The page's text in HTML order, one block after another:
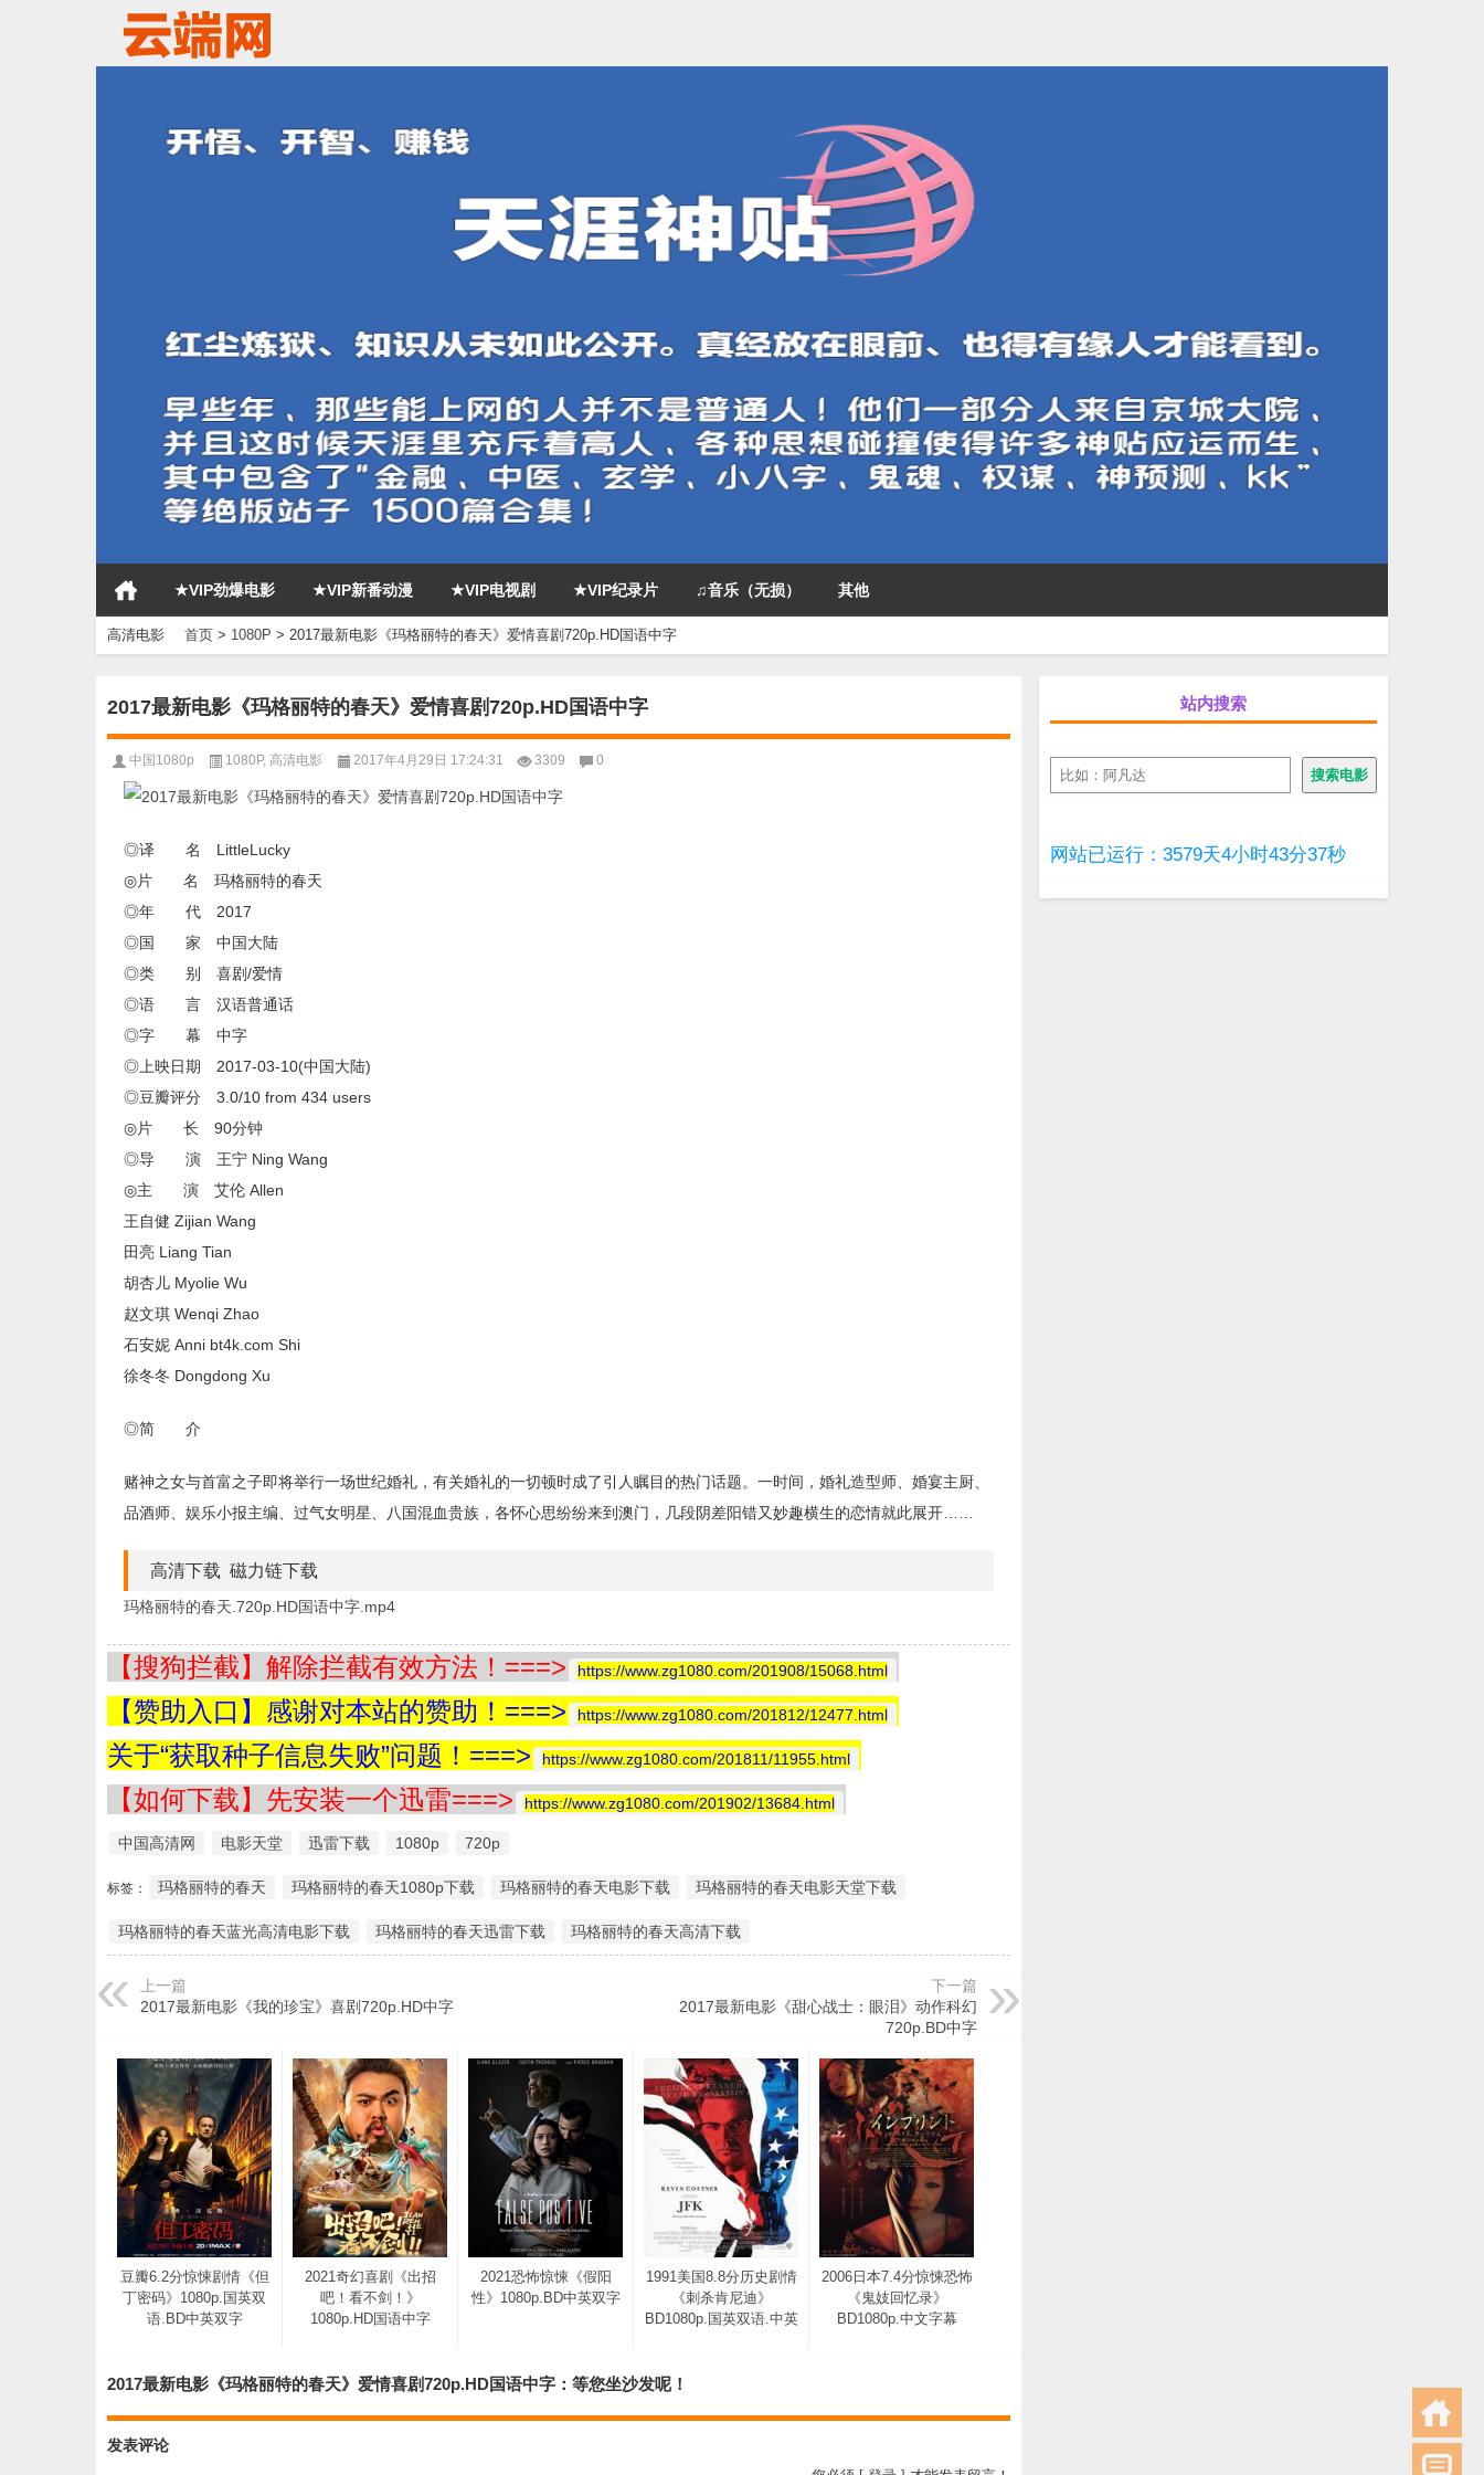
★VIP劲爆电影 ★VIP新番动漫 ★VIP电视剧 ★VIP纪录片 ♫音乐（无损） 其他
高清电影 首页 > 1080P > 2017最新电影《玛格丽特的春天》爱情喜剧720p.HD国语中字
站内搜索
搜
索
搜索电影
网站已运行：3579天4小时43分38秒
2017最新电影《玛格丽特的春天》爱情喜剧720p.HD国语中字
中国1080p 1080P, 高清电影 2017年4月29日 17:24:31 3309 0
◎译 名 LittleLucky
◎片 名 玛格丽特的春天
◎年 代 2017
◎国 家 中国大陆
◎类 别 喜剧/爱情
◎语 言 汉语普通话
◎字 幕 中字
◎上映日期 2017-03-10(中国大陆)
◎豆瓣评分 3.0/10 from 434 users
◎片 长 90分钟
◎导 演 王宁 Ning Wang
◎主 演 艾伦 Allen
王自健 Zijian Wang
田亮 Liang Tian
胡杏儿 Myolie Wu
赵文琪 Wenqi Zhao
石安妮 Anni bt4k.com Shi
徐冬冬 Dongdong Xu
◎简 介
赌神之女与首富之子即将举行一场世纪婚礼，有关婚礼的一切顿时成了引人瞩目的热门话题。一时间，婚礼造型师、婚宴主厨、
品酒师、娱乐小报主编、过气女明星、八国混血贵族，各怀心思纷纷来到澳门，几段阴差阳错又妙趣横生的恋情就此展开……
高清下载 磁力链下载
玛格丽特的春天.720p.HD国语中字.mp4
【搜狗拦截】解除拦截有效方法！===> https://www.zg1080.com/201908/15068.html
【赞助入口】感谢对本站的赞助！===> https://www.zg1080.com/201812/12477.html
关于“获取种子信息失败”问题！===> https://www.zg1080.com/201811/11955.html
【如何下载】先安装一个迅雷===> https://www.zg1080.com/201902/13684.html
中国高清网 电影天堂 迅雷下载 1080p 720p
标签： 玛格丽特的春天 玛格丽特的春天1080p下载 玛格丽特的春天电影下载 玛格丽特的春天电影天堂下载
玛格丽特的春天蓝光高清电影下载 玛格丽特的春天迅雷下载 玛格丽特的春天高清下载
上一篇
2017最新电影《我的珍宝》喜剧720p.HD中字
下一篇
2017最新电影《甜心战士：眼泪》动作科幻
720p.BD中字
豆瓣6.2分惊悚剧情《但
丁密码》1080p.国英双
语.BD中英双字
2021奇幻喜剧《出招
吧！看不剑！》
1080p.HD国语中字
2021恐怖惊悚《假阳
性》1080p.BD中英双字
1991美国8.8分历史剧情
《刺杀肯尼迪》
BD1080p.国英双语.中英
2006日本7.4分惊悚恐怖
《鬼妓回忆录》
BD1080p.中文字幕
2017最新电影《玛格丽特的春天》爱情喜剧720p.HD国语中字：等您坐沙发呢！
发表评论